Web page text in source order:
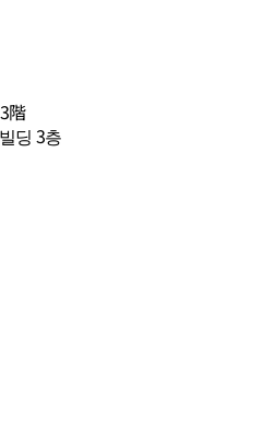
階
딩 3층